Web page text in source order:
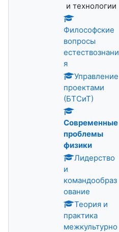
и технологии
Философские
вопросы
естествознани
я
Управление
проектами
(БТСиТ)
Современные
проблемы
физики
Лидерство
и
командообраз
ование
Теория и
практика
межкультурно